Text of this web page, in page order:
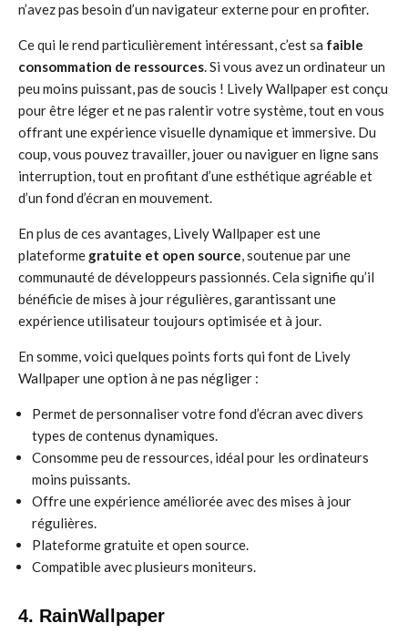
n’avez pas besoin d’un navigateur externe pour en profiter.
Ce qui le rend particulièrement intéressant, c’est sa faible
consommation de ressources. Si vous avez un ordinateur un
peu moins puissant, pas de soucis ! Lively Wallpaper est conçu
pour être léger et ne pas ralentir votre système, tout en vous
offrant une expérience visuelle dynamique et immersive. Du
coup, vous pouvez travailler, jouer ou naviguer en ligne sans
interruption, tout en profitant d’une esthétique agréable et
d’un fond d’écran en mouvement.
En plus de ces avantages, Lively Wallpaper est une
plateforme gratuite et open source, soutenue par une
communauté de développeurs passionnés. Cela signifie qu’il
bénéficie de mises à jour régulières, garantissant une
expérience utilisateur toujours optimisée et à jour.
En somme, voici quelques points forts qui font de Lively
Wallpaper une option à ne pas négliger :
Permet de personnaliser votre fond d’écran avec divers
types de contenus dynamiques.
Consomme peu de ressources, idéal pour les ordinateurs
moins puissants.
Offre une expérience améliorée avec des mises à jour
régulières.
Plateforme gratuite et open source.
Compatible avec plusieurs moniteurs.
4. RainWallpaper